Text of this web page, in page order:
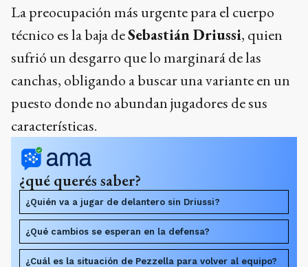
La preocupación más urgente para el cuerpo
técnico es la baja deSebastián Driussi, quien
sufrió un desgarro que lo marginará de las
canchas, obligando a buscar una variante en un
puesto donde no abundan jugadores de sus
características.
¿qué querés saber?
¿Quién va a jugar de delantero sin Driussi?
¿Qué cambios se esperan en la defensa?
¿Cuál es la situación de Pezzella para volver al equipo?